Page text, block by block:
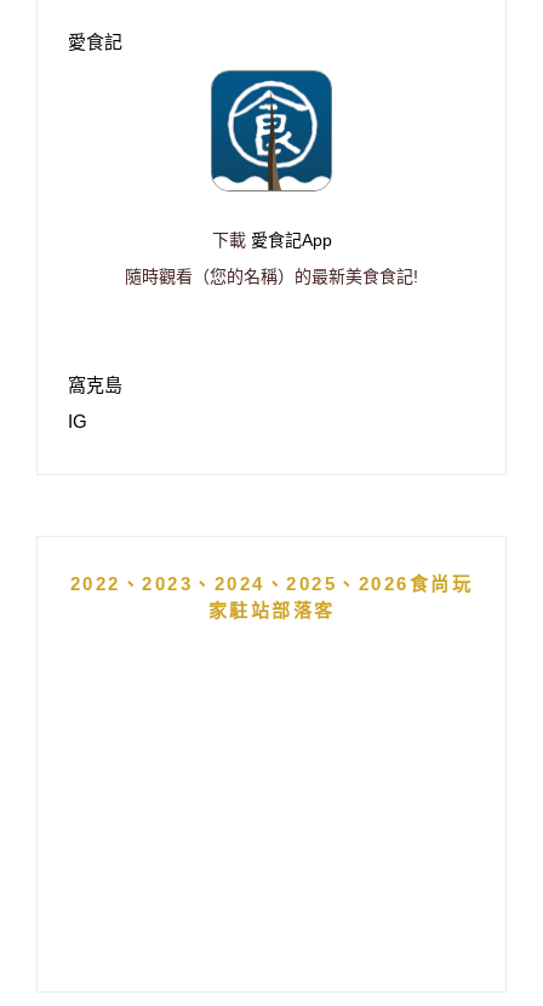
愛食記
下載 愛食記App
隨時觀看（您的名稱）的最新美食食記!
窩克島
IG
2022、2023、2024、2025、2026食尚玩
家駐站部落客